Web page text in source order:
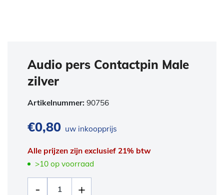
Audio pers Contactpin Male
zilver
Artikelnummer: 90756
€0,80 uw inkoopprijs
Alle prijzen zijn exclusief 21% btw
>10 op voorraad